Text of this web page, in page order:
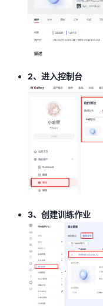
2、进入控制台
3、创建训练作业